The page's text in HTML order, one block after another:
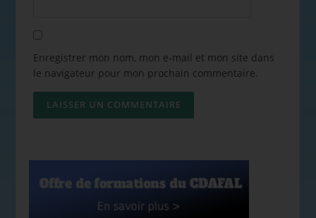
Enregistrer mon nom, mon e-mail et mon site dans
le navigateur pour mon prochain commentaire.